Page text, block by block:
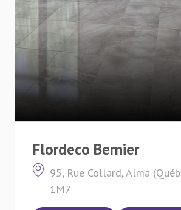
Flordeco Bernier
95, Rue Collard, Alma
1M7